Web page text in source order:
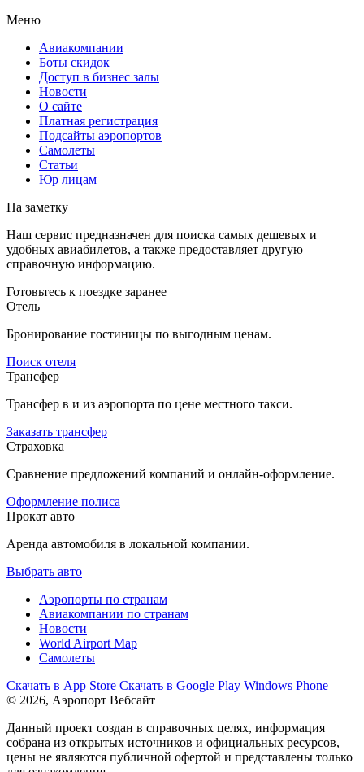
Меню
Авиакомпании
Боты скидок
Доступ в бизнес залы
Новости
О сайте
Платная регистрация
Подсайты аэропортов
Самолеты
Статьи
Юр лицам
На заметку
Наш сервис предназначен для поиска самых дешевых и
удобных авиабилетов, а также предоставляет другую
справочную информацию.
Готовьтесь к поездке заранее
Отель
Бронирование гостиницы по выгодным ценам.
Поиск отеля
Трансфер
Трансфер в и из аэропорта по цене местного такси.
Заказать трансфер
Страховка
Сравнение предложений компаний и онлайн-оформление.
Оформление полиса
Прокат авто
Аренда автомобиля в локальной компании.
Выбрать авто
Аэропорты по странам
Авиакомпании по странам
Новости
World Airport Map
Самолеты
Скачать в App Store Скачать в Google Play Windows Phone
© 2026, Аэропорт Вебсайт
Данный проект создан в справочных целях, информация
собрана из открытых источников и официальных ресурсов,
цены не являются публичной офертой и представлены только